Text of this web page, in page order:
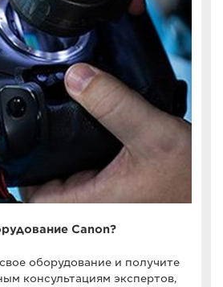
Canon?
оборудование и получите
консультациям экспертов,